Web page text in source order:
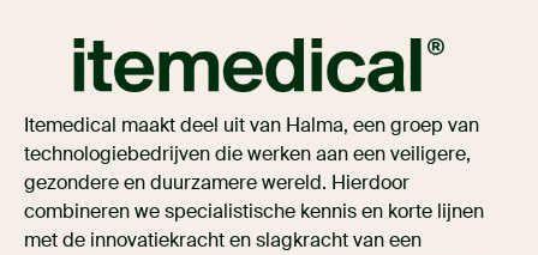
Itemedical maakt deel uit van Halma, een groep van
technologiebedrijven die werken aan een veiligere,
gezondere en duurzamere wereld. Hierdoor
combineren we specialistische kennis en korte lijnen
met de innovatiekracht en slagkracht van een